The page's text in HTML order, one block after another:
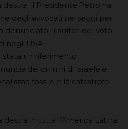
destra. Il Presidente Petro ha
degli avvocati nei seggi per
denunciato i risultati del voto
negli USA.
stata un riferimento
dei crimini di Israele e
fossile e la catastrofe
destra in tutta l’America Latina